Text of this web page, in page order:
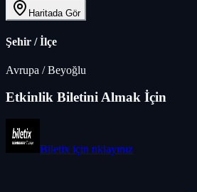
Haritada Gör
Şehir / İlçe
Avrupa /Beyoğlu
Etkinlik Biletini Almak İçin
Biletix için tıklayınız